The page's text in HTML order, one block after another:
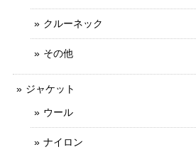
クルーネック
その他
ジャケット
ウール
ナイロン